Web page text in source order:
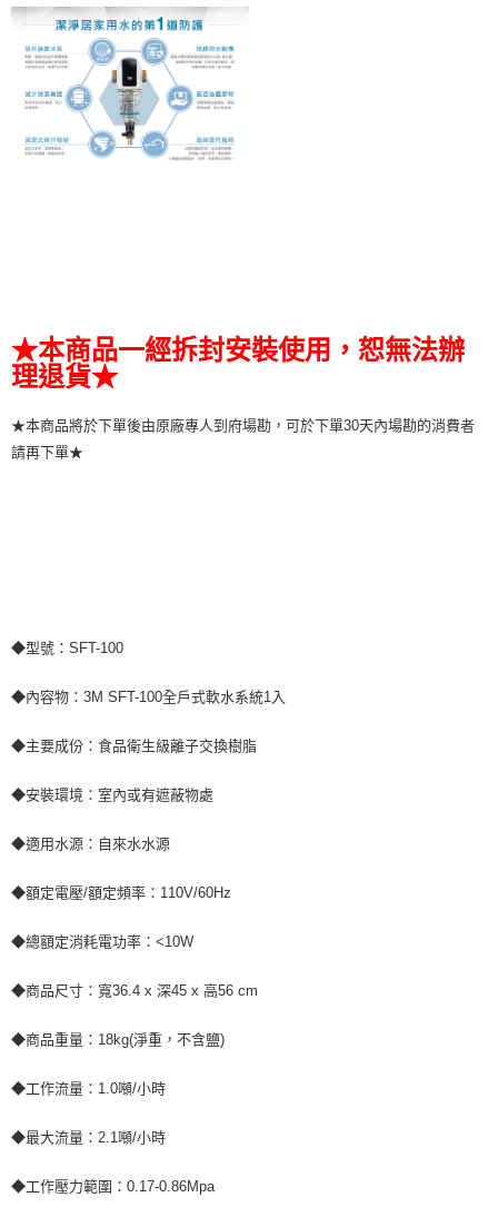
★本商品一經拆封安裝使用，恕無法辦
理退貨★
★本商品將於下單後由原廠專人到府場勘，可於下單30天內場勘的消費者
請再下單★
◆型號：SFT-100
◆內容物：3M SFT-100全戶式軟水系統1入
◆主要成份：食品衛生級離子交換樹脂
◆安裝環境：室內或有遮蔽物處
◆適用水源：自來水水源
◆額定電壓/額定頻率：110V/60Hz
◆總額定消耗電功率：<10W
◆商品尺寸：寬36.4 x 深45 x 高56 cm
◆商品重量：18kg(淨重，不含鹽)
◆工作流量：1.0噸/小時
◆最大流量：2.1噸/小時
◆工作壓力範圍：0.17-0.86Mpa